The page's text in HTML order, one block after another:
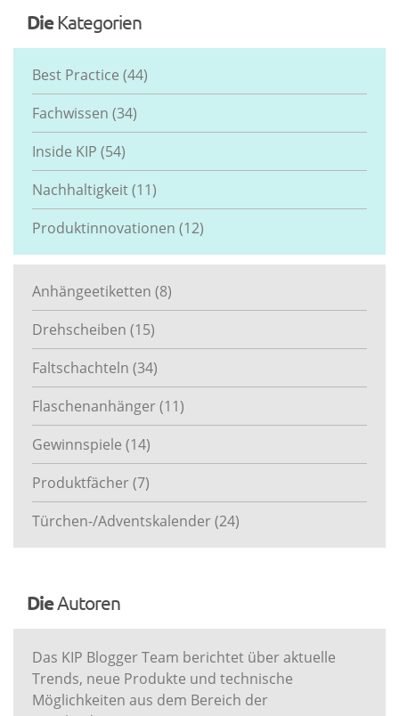
DieKategorien
Best Practice (44)
Fachwissen (34)
Inside KIP (54)
Nachhaltigkeit(11)
Produktinnovationen (12)
Anhängeetiketten (8)
Drehscheiben (15)
Faltschachteln (34)
Flaschenanhänger(11)
Gewinnspiele (14)
Produktfächer(7)
Türchen-/Adventskalender(24)
DieAutoren
Das KIP Blogger Team berichtet über aktuelle
Trends, neue Produkte und technische
Möglichkeiten aus dem Bereich der